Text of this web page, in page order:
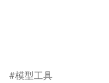
模型工具